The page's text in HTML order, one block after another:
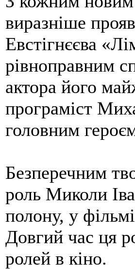
виразніше
Евстігнєєва
рівноправним
актора його
програміст
головним
Безперечним
роль Миколи
полону, у
Довгий час ця
ролей в кіно.